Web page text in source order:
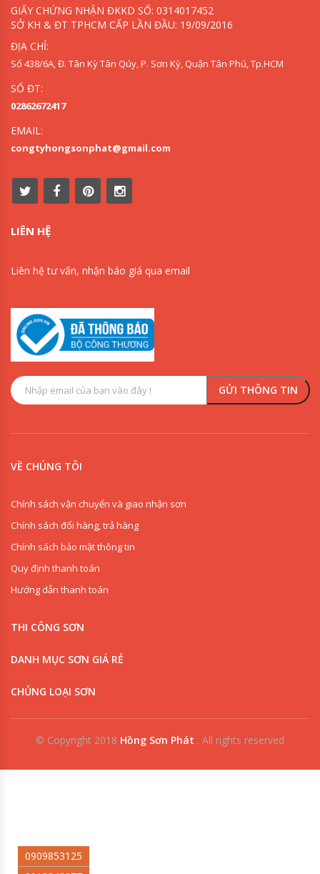
GIẤY CHỨNG NHẬN ĐKKD SỐ: 0314017452
SỞ KH & ĐT TPHCM CẤP LẦN ĐẦU: 19/09/2016
ĐỊA CHỈ:
Số 438/6A, Đ. Tân Kỳ Tân Qúy, P. Sơn Kỳ, Quận Tân Phú, Tp.HCM
SỐ ĐT:
02862672417
EMAIL:
congtyhongsonphat@gmail.com
LIÊN HỆ
Liên hệ tư vấn, nhận báo giá qua email
VỀ CHÚNG TÔI
Chính sách vận chuyển và giao nhận sơn
Chính sách đổi hàng, trả hàng
Chính sách bảo mật thông tin
Quy định thanh toán
Hướng dẫn thanh toán
THI CÔNG SƠN
DANH MỤC SƠN GIÁ RẺ
CHỦNG LOẠI SƠN
© Copyright 2018 Hồng Sơn Phát . All rights reserved
0909853125